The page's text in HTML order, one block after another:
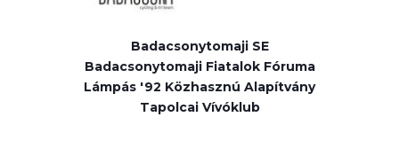
Badacsonytomaji SE
Badacsonytomaji Fiatalok Fóruma
Lámpás '92 Közhasznú Alapítvány
Tapolcai Vívóklub